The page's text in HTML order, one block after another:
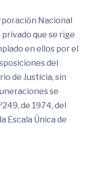
Nacional
que se rige
en ellos por el
del
de Justicia, sin
se
de 1974, del
Escala Única de